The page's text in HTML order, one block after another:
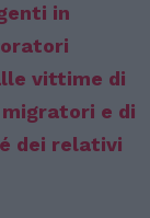
in
vittime di
e di
dei relativi